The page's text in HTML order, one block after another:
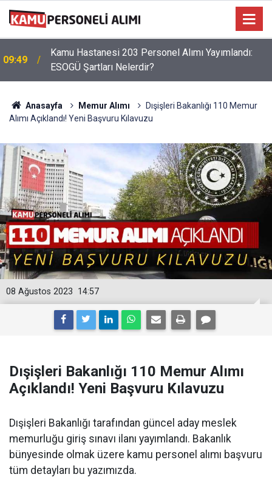
09:49
Kamu Hastanesi 203 Personel Alımı Yayımlandı:
ESOGÜ Şartları Nelerdir?
Anasayfa Memur Alımı
Dışişleri Bakanlığı 110 Memur
Alımı Açıklandı! Yeni Başvuru Kılavuzu
14:57
08 Ağustos 2023
Dışişleri Bakanlığı 110 Memur Alımı
Açıklandı! Yeni Başvuru Kılavuzu
Dışişleri Bakanlığı tarafından güncel aday meslek
memurluğu giriş sınavı ilanı yayımlandı. Bakanlık
bünyesinde olmak üzere kamu personel alımı başvuru
tüm detayları bu yazımızda.